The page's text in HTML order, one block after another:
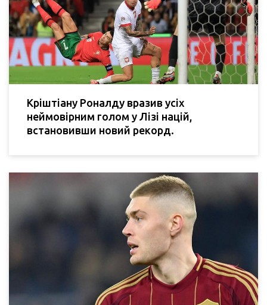
Кріштіану Роналду вразив усіх
неймовірним голом у Лізі націй,
встановивши новий рекорд.